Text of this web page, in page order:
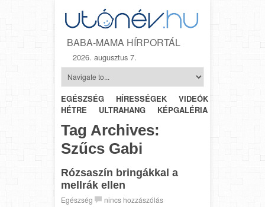
BABA-MAMA HÍRPORTÁL
2026. augusztus 7.
EGÉSZSÉG HÍRESSÉGEK VIDEÓK
HÉTRŐL-
HÉTRE
ULTRAHANG KÉPGALÉRIA
Tag Archives:
Szűcs Gabi
Rózsaszín bringákkal a
mellrák ellen
Egészség
nincs hozzászólás